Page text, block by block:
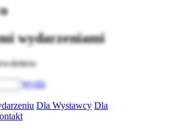
wydarzeniami
Wyślij
Dla Wystawcy Dla